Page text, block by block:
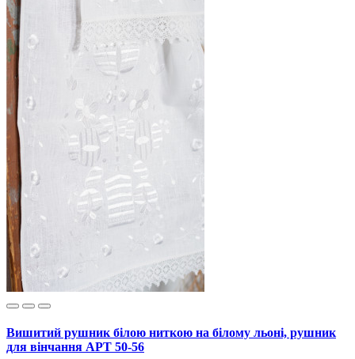
Вишитий рушник білою ниткою на білому льоні, рушник
для вінчання АРТ 50-56